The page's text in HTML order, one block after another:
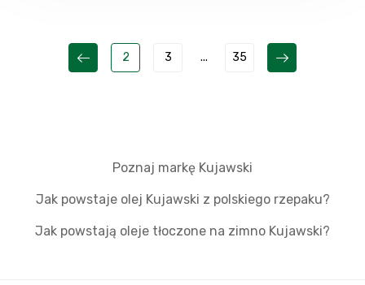
2 3 ... 35
Poznaj markę Kujawski
Jak powstaje olej Kujawski z polskiego rzepaku?
Jak powstają oleje tłoczone na zimno Kujawski?